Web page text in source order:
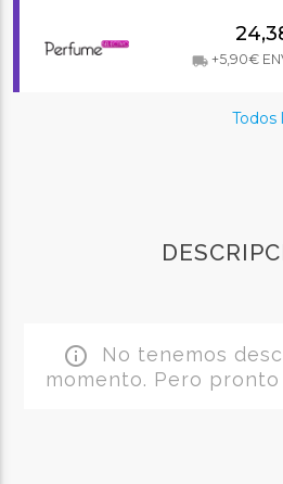
local_shipping+5,90€
Todos
info_outline No tenemos
momento. Pero